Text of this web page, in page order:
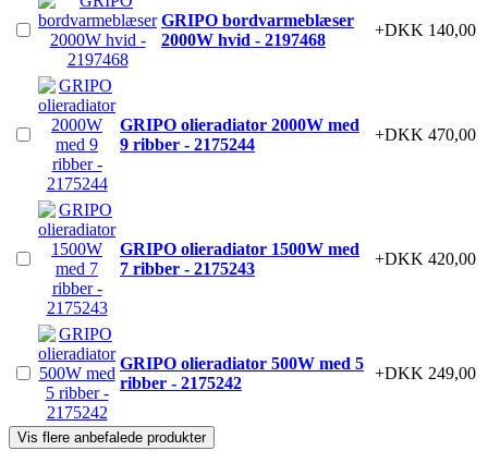
GRIPO bordvarmeblæser
2000W hvid - 2197468
+DKK 140,00
GRIPO olieradiator 2000W med
9 ribber - 2175244
+DKK 470,00
GRIPO olieradiator 1500W med
7 ribber - 2175243
+DKK 420,00
GRIPO olieradiator 500W med 5
ribber - 2175242
+DKK 249,00
Vis flere anbefalede produkter